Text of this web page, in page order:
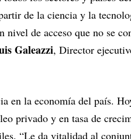
de la ciencia y la
nivel de acceso que no se
Galeazzi, Director
en la economía del país.
privado y en tasa de
“Le da vitalidad al